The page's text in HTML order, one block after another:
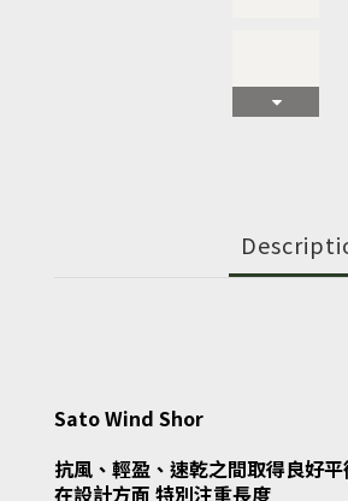
Sato Wind Shor
抗風、輕盈、速乾之間取得良好
在設計方面 特別注重長度